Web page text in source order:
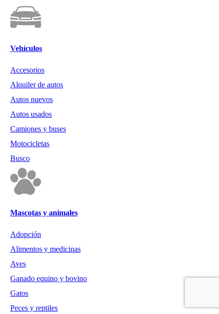
Vehículos
Accesorios
Alquiler de autos
Autos nuevos
Autos usados
Camiones y buses
Motocicletas
Busco
Mascotas y animales
Adopción
Alimentos y medicinas
Aves
Ganado equino y bovino
Gatos
Peces y reptiles